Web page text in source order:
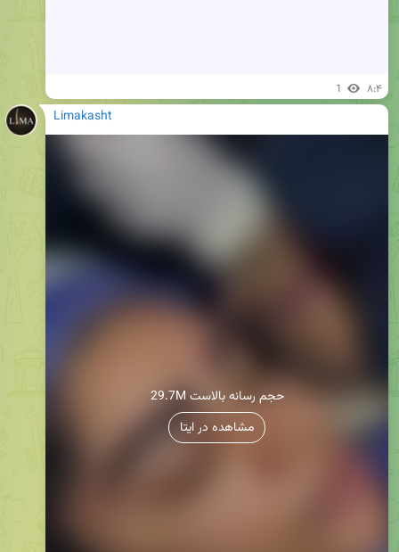
1 ۸:۴
Limakasht
29.7M حجم رسانه بالاست
مشاهده در ایتا